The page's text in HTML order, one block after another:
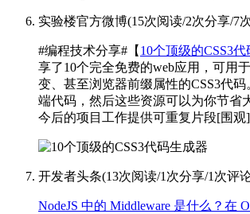
实验楼官方微博(15次阅读/2次分享/7
#编程技术分享#【 10个顶级的CSS3
享了10个完全免费的web应用，可用
变、甚至浏览器前缀属性的CSS3代
端代码，然后这些资源可以为你节省
今后的项目工作提供可重复片段[围观]
开发者头条(13次阅读/1次分享/1次评
NodeJS 中的 Middleware 是什么？在